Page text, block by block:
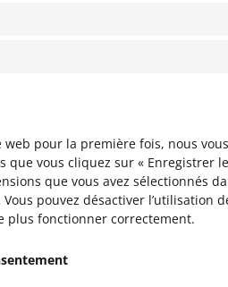
web pour la première fois, nous
que vous cliquez sur « Enregistrer
que vous avez sélectionnés
pouvez désactiver l’utilisation
plus fonctionner correctement.